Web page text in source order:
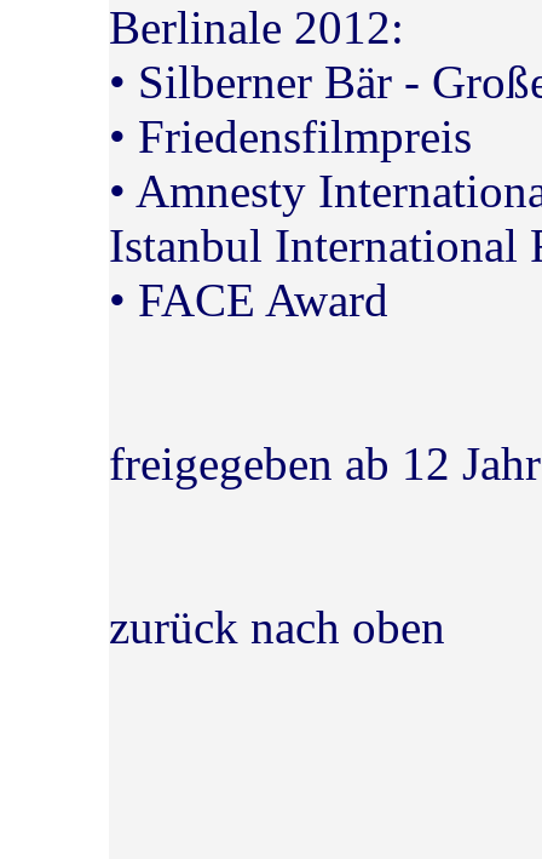
Berlinale 2012:
• Silberner Bär -
• Friedensfilmpreis
• Amnesty
Istanbul International
• FACE Award
freigegeben ab 12
zurück nach oben